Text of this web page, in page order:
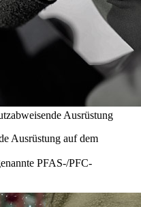
Ausrüstung
Ausrüstung auf dem
PFAS-/PFC-